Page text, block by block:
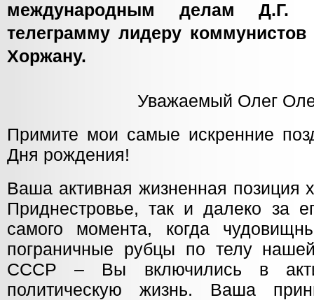
международным делам Д.Г.
телеграмму лидеру
Хоржану.
Уважаемый Олег
Примите мои самые искренние
Дня рождения!
Ваша активная жизненная позиция
Приднестровье, так и далеко за
самого момента, когда
пограничные рубцы по телу
СССР – Вы включились в
политическую жизнь. Ваша